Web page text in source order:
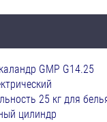
GMP G14.25
25 кг для
цилиндр